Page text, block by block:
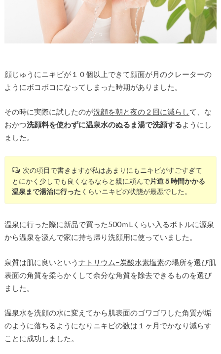
顔じゅうにニキビが１０個以上できて顔面が月のクレーターの
ようにボコボコになってしまった時期がありました。
その時に実際に試したのが洗顔を朝と夜の２回に減らして、な
おかつ洗顔料を使わずに温泉水のぬるま湯で洗顔するようにし
ました。
次の項目で書きますが私はあまりにもニキビがすごすぎて
とにかく少しでも良くなるならと親に頼んで片道５時間かかる
温泉まで湯治に行った くらいニキビの状態が最悪でした。
温泉に行った際に新品で買った500ｍLくらい入るボトルに源泉
から温泉を汲んで家に持ち帰り洗顔用に使っていました。
泉質は肌に良いという ナトリウム−炭酸水素塩素の場所を選び肌
表面の角質を柔らかくして余分な角質を除去できるものを選び
ました。
温泉水を洗顔の水に変えてから肌表面のゴワゴワした角質が垢
のように落ちるようになりニキビの数は１ヶ月でかなり減らす
ことに成功しました。